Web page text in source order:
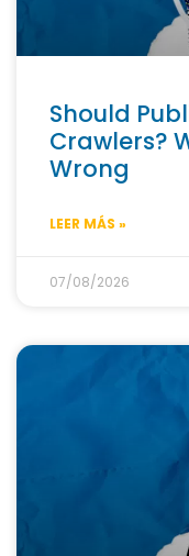
Should
Crawlers?
Wrong
LEER MÁS »
07/08/2026